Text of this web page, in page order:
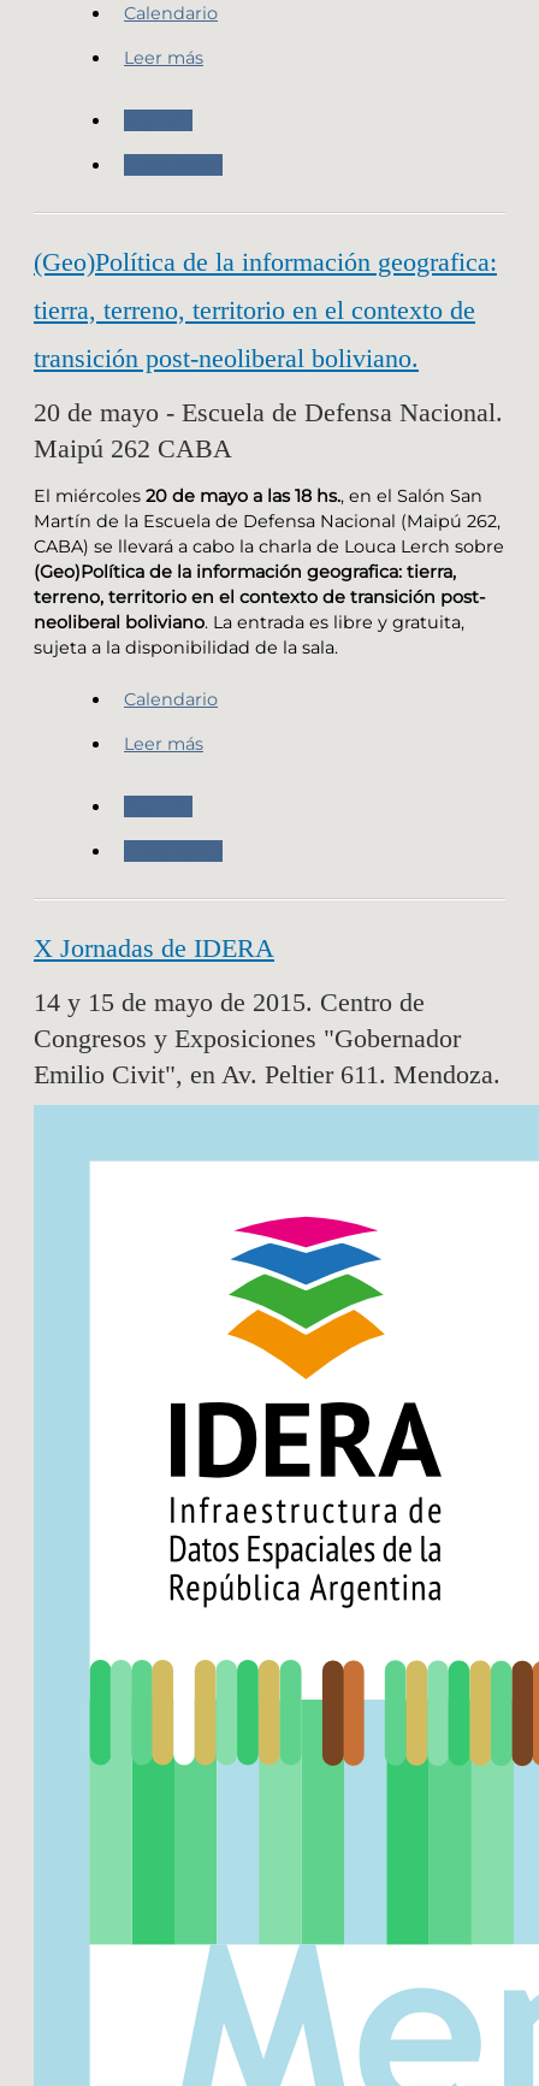
Calendario
Leer más
(Geo)Política de la información geografica:
tierra, terreno, territorio en el contexto de
transición post-neoliberal boliviano.
20 de mayo - Escuela de Defensa Nacional.
Maipú 262 CABA
El miércoles 20 de mayo a las 18 hs., en el Salón San
Martín de la Escuela de Defensa Nacional (Maipú 262,
CABA) se llevará a cabo la charla de Louca Lerch sobre
(Geo)Política de la información geografica: tierra,
terreno, territorio en el contexto de transición post-
neoliberal boliviano. La entrada es libre y gratuita,
sujeta a la disponibilidad de la sala.
Calendario
Leer más
X Jornadas de IDERA
14 y 15 de mayo de 2015. Centro de
Congresos y Exposiciones "Gobernador
Emilio Civit", en Av. Peltier 611. Mendoza.